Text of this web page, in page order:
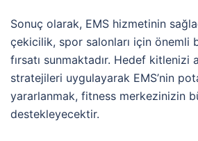
Sonuç olarak, EMS hizmetinin
çekicilik, spor salonları için önemli
fırsatı sunmaktadır. Hedef kitlenizi
stratejileri uygulayarak EMS’nin
yararlanmak, fitness merkezinizin
destekleyecektir.